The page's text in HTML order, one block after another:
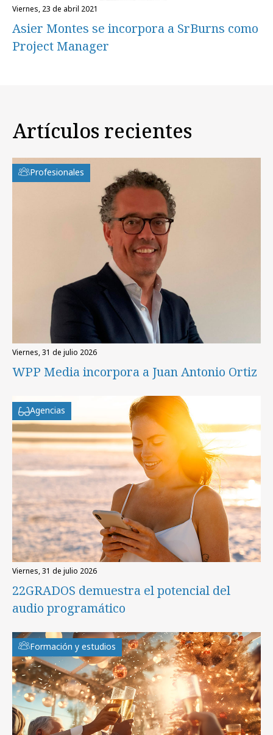
viernes, 23 de abril 2021
Asier Montes se incorpora a SrBurns como
Project Manager
Artículos recientes
Profesionales
viernes, 31 de julio 2026
WPP Media incorpora a Juan Antonio Ortiz
Agencias
viernes, 31 de julio 2026
22GRADOS demuestra el potencial del
audio programático
Formación y estudios